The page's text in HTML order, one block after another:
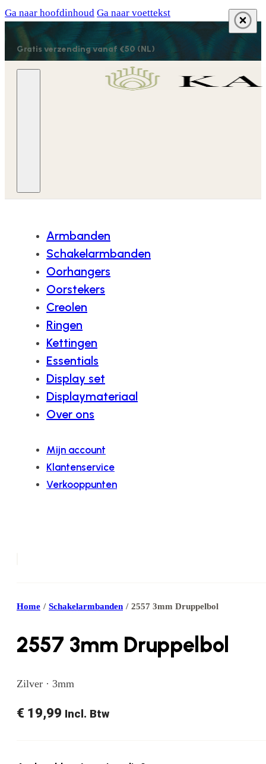
Ga naar hoofdinhoud Ga naar voettekst
Gratis verzending vanaf €50 (NL)
Armbanden
Schakelarmbanden
Oorhangers
Oorstekers
Creolen
Ringen
Kettingen
Essentials
Display set
Displaymateriaal
Over ons
Mijn account
Klantenservice
Verkooppunten
Home / Schakelarmbanden / 2557 3mm Druppelbol
2557 3mm Druppelbol
Zilver · 3mm
€ 19,99 Incl. Btw